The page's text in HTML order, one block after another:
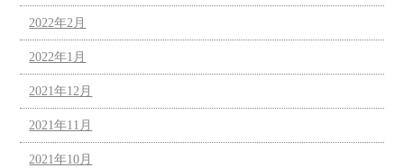
2022年2月
2022年1月
2021年12月
2021年11月
2021年10月